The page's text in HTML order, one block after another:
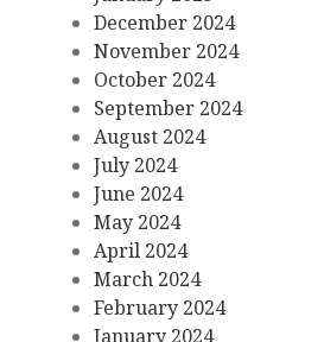
December 2024
November 2024
October 2024
September 2024
August 2024
July 2024
June 2024
May 2024
April 2024
March 2024
February 2024
January 2024